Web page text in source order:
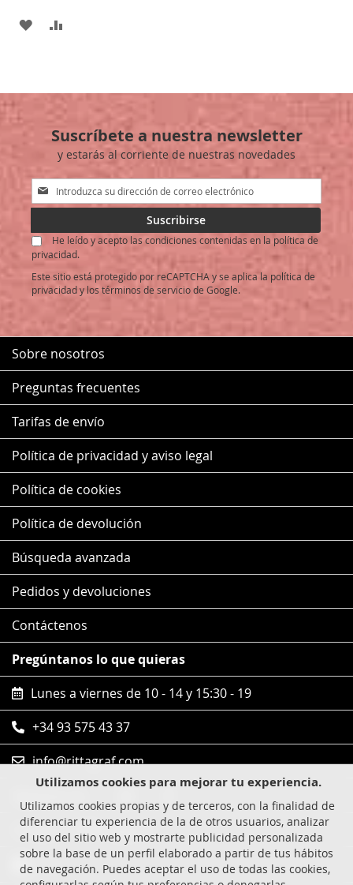
Utilizamos cookies para mejorar tu experiencia.
Utilizamos cookies propias y de terceros, con la finalidad de
diferenciar tu experiencia de la de otros usuarios, analizar
el uso del sitio web y mostrarte publicidad personalizada
sobre la base de un perfil elaborado a partir de tus hábitos
de navegación. Puedes aceptar el uso de todas las cookies,
AÑADIR
DESEOS
Suscríbete a nuestra newsletter
y estarás al corriente de nuestras novedades
Inscríbase
a
boletín
de
noticias:
Suscribirse
He leído y acepto las condiciones contenidas en la política de
privacidad.
Este sitio está protegido por reCAPTCHA y se aplica la política de
privacidady los términos de serviciode Google.
Sobre nosotros
Preguntas frecuentes
Tarifas de envío
Política de privacidad y aviso legal
Política de cookies
Política de devolución
Búsqueda avanzada
Pedidos y devoluciones
Contáctenos
Pregúntanos lo que quieras
Lunes a viernes de 10 - 14 y 15:30 - 19
+34 93 575 43 37
info@rittagraf.com
Compras 100% seguras
Visa